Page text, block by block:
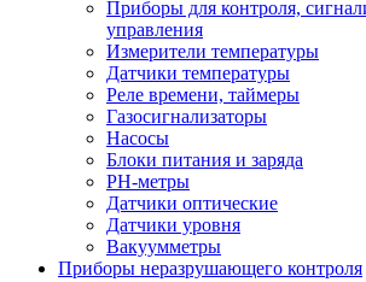
Приборы для контроля,
управления
Измерители температуры
Датчики температуры
Реле времени, таймеры
Газосигнализаторы
Насосы
Блоки питания и заряда
PH-метры
Датчики оптические
Датчики уровня
Вакуумметры
Приборы неразрушающего контроля